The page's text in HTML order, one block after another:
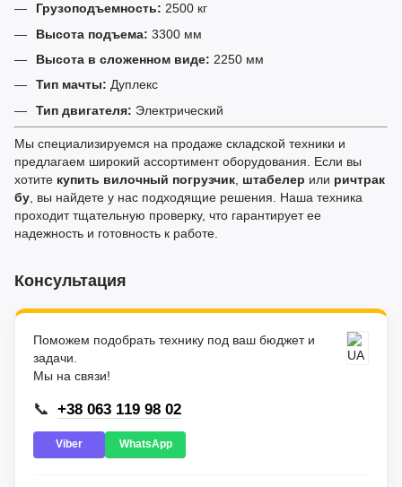
Грузоподъемность: 2500 кг
Высота подъема: 3300 мм
Высота в сложенном виде: 2250 мм
Тип мачты: Дуплекс
Тип двигателя: Электрический
Мы специализируемся на продаже складской техники и
предлагаем широкий ассортимент оборудования. Если вы
хотите купить вилочный погрузчик штабелер или ричтрак
бу , вы найдете у нас подходящие решения. Наша техника
проходит тщательную проверку, что гарантирует ее
надежность и готовность к работе.
Консультация
Поможем подобрать технику под ваш бюджет и
задачи.
Мы на связи!
📞 +38 063 119 98 02
Viber WhatsApp